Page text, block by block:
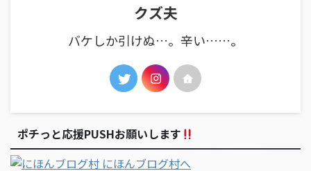
クズ夫
バケしか引けぬ…。辛い……。
ポチっと応援PUSHお願いします